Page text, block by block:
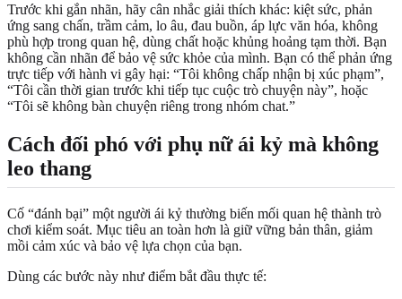
Trước khi gắn nhãn, hãy cân nhắc giải thích khác: kiệt sức, phản
ứng sang chấn, trầm cảm, lo âu, đau buồn, áp lực văn hóa, không
phù hợp trong quan hệ, dùng chất hoặc khủng hoảng tạm thời. Bạn
không cần nhãn để bảo vệ sức khỏe của mình. Bạn có thể phản ứng
trực tiếp với hành vi gây hại: “Tôi không chấp nhận bị xúc phạm”,
“Tôi cần thời gian trước khi tiếp tục cuộc trò chuyện này”, hoặc
“Tôi sẽ không bàn chuyện riêng trong nhóm chat.”
Cách đối phó với phụ nữ ái kỷ mà không
leo thang
Cố “đánh bại” một người ái kỷ thường biến mối quan hệ thành trò
chơi kiểm soát. Mục tiêu an toàn hơn là giữ vững bản thân, giảm
mồi cảm xúc và bảo vệ lựa chọn của bạn.
Dùng các bước này như điểm bắt đầu thực tế: